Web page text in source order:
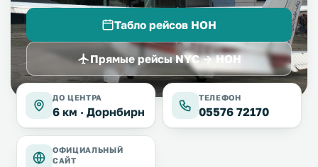
Табло рейсов HOH
Прямые рейсы NYC → HOH
ДО ЦЕНТРА
6 км · Дорнбирн
ТЕЛЕФОН
05576 72170
ОФИЦИАЛЬНЫЙ
САЙТ